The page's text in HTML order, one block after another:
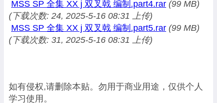
MSS SP 全集 XX j 双叉戟 编制.part4.rar (99 MB)
(下载次数: 24, 2025-5-16 08:31 上传)
MSS SP 全集 XX j 双叉戟 编制.part5.rar (99 MB)
(下载次数: 31, 2025-5-16 08:31 上传)
如有侵权,请删除本贴。勿用于商业用途，仅供个人
学习使用。